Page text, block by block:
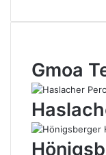
Gmoa